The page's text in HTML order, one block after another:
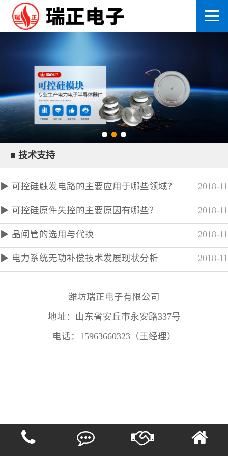
■ 技术支持
▶ 可控硅触发电路的主要应用于哪些领域？ 2018-11
▶ 可控硅原件失控的主要原因有哪些？ 2018-11
▶ 晶闸管的选用与代换 2018-11
▶ 电力系统无功补偿技术发展现状分析 2018-11
潍坊瑞正电子有限公司
地址：山东省安丘市永安路337号
电话：15963660323（王经理）